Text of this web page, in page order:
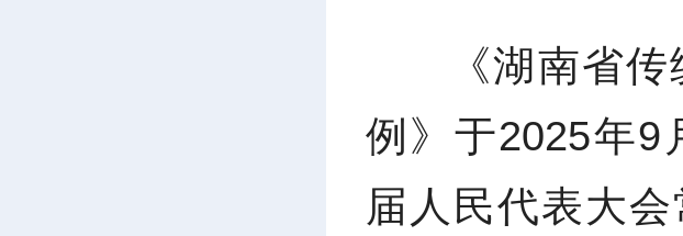
《湖南省
例》于2025年9
届人民代表大